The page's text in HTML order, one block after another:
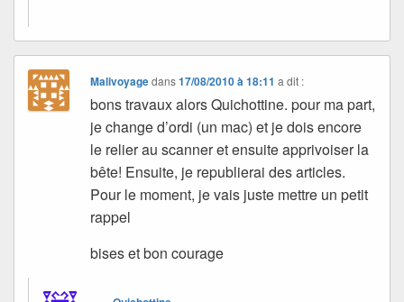
Malivoyagedans17/08/2010 à 18:11 a dit :
bons travaux alors Quichottine. pour ma part,
je change d’ordi (un mac) et je dois encore
le relier au scanner et ensuite apprivoiser la
bête! Ensuite, je republierai des articles.
Pour le moment, je vais juste mettre un petit
rappel
bises et bon courage